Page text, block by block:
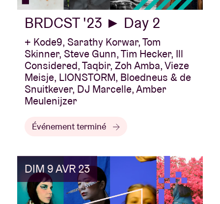
BRDCST '23 ► Day 2
+ Kode9, Sarathy Korwar, Tom
Skinner, Steve Gunn, Tim Hecker, Ill
Considered, Taqbir, Zoh Amba, Vieze
Meisje, LIONSTORM, Bloedneus & de
Snuitkever, DJ Marcelle, Amber
Meulenijzer
Événement terminé
DIM 9 AVR 23